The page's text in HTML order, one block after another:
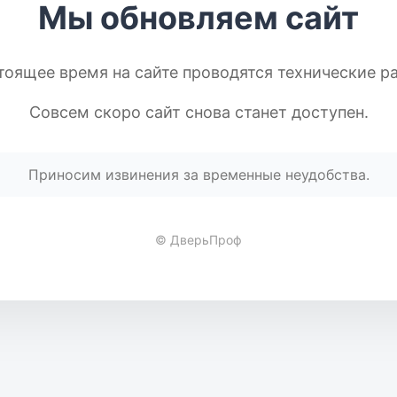
Мы обновляем сайт
время на сайте проводятся технические
Совсем скоро сайт снова станет доступен.
Приносим извинения за временные неудобства.
© ДверьПроф